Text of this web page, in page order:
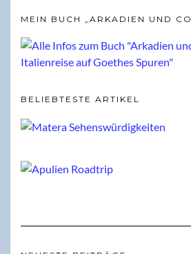
MEIN BUCH „ARKADIEN UND
BELIEBTESTE ARTIKEL